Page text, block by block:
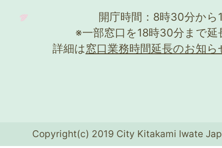
開庁時間：8時30分か
※一部窓口を18時30分まで
詳細は窓口業務時間延長のお知ら
Copyright(c) 2019 City Kitakami Iwate